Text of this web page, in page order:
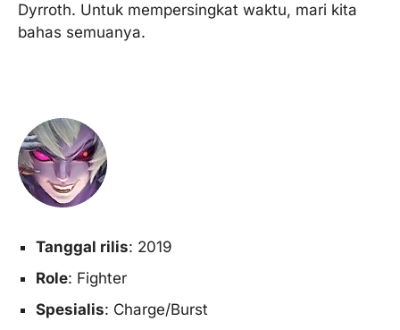
Dyrroth. Untuk mempersingkat waktu, mari kita
bahas semuanya.
Tanggal rilis: 2019
Role: Fighter
Spesialis: Charge/Burst